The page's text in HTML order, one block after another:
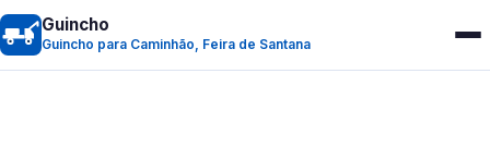
Guincho
Guincho para Caminhão, Feira de Santana